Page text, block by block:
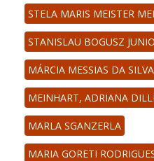
STELA MARIS MEISTER
STANISLAU BOGUSZ
MÁRCIA MESSIAS DA SILVA
MEINHART, ADRIANA
MARLA SGANZERLA
MARIA GORETI